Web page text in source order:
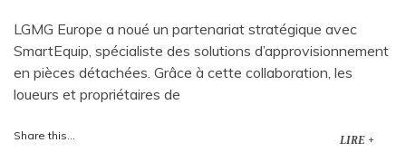
LGMG Europe a noué un partenariat stratégique avec
SmartEquip, spécialiste des solutions d’approvisionnement
en pièces détachées. Grâce à cette collaboration, les
loueurs et propriétaires de
Share this... LIRE +